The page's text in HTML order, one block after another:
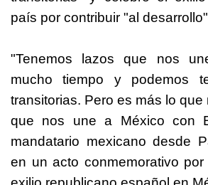
país por contribuir "al
"Tenemos lazos que nos
mucho tiempo y podemos
transitorias. Pero es más lo que
que nos une a México con
mandatario mexicano desde
en un acto conmemorativo